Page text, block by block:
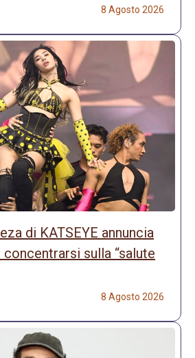
8 Agosto 2026
di KATSEYE annuncia
concentrarsi sulla “salute
8 Agosto 2026